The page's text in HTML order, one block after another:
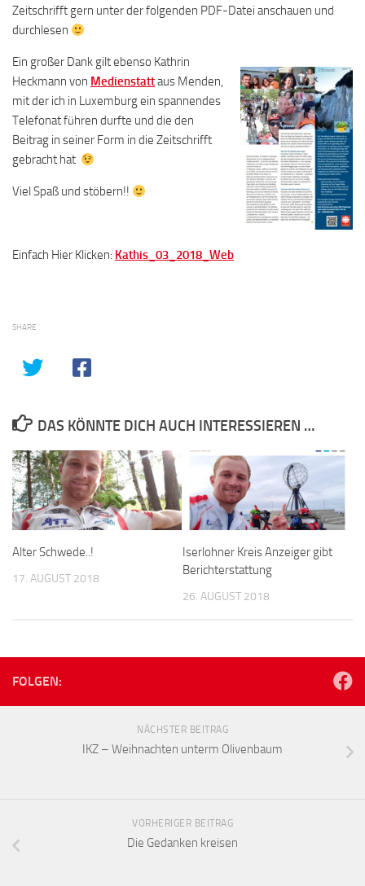
Zeitschrifft gern unter der folgenden PDF-Datei anschauen und
durchlesen
Ein großer Dank gilt ebenso Kathrin
Heckmann von Medienstattaus Menden,
mit der ich in Luxemburg ein spannendes
Telefonat führen durfte und die den
Beitrag in seiner Form in die Zeitschrifft
gebracht hat
Viel Spaß und stöbern!!
Einfach Hier Klicken: Kathis_03_2018_Web
SHARE
DAS KÖNNTE DICH AUCH INTERESSIEREN …
Alter Schwede..!
17. AUGUST 2018
Iserlohner Kreis Anzeiger gibt
Berichterstattung
26. AUGUST 2018
FOLGEN:
NÄCHSTER BEITRAG
IKZ – Weihnachten unterm Olivenbaum
VORHERIGER BEITRAG
Die Gedanken kreisen